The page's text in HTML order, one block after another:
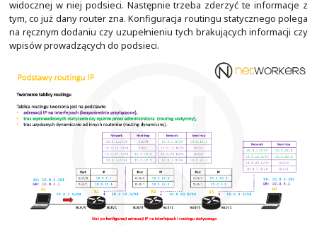
External Border Gateway Protocol (BGP)
Internal EIGRP
IGRP
Intermediate System-to-Intermediate System (IS-
IS)
Routing Information Protocol (RIP)
Exterior Gateway Protocol (EGP)
On Demand Routing (ODR)
Internal BGP
DHCP default route
Niezaufane źródło, tras tych nie instaluje się w